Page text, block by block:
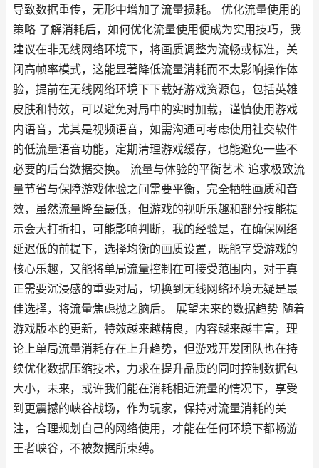
导致数据重传，无形中增加了流量损耗。 优化流量使用的
策略 了解消耗后，如何优化流量使用便成为实用技巧，我
建议在非无线网络环境下，将画质调整为流畅或标准，关
闭高帧率模式，这能显著降低流量消耗而不太影响操作体
验，提前在无线网络环境下下载好游戏资源包，包括英雄
皮肤和特效，可以避免对局中的实时加载，谨慎使用游戏
内语音，尤其是视频语音，如需沟通可考虑使用社交软件
的低流量语音功能，定期清理游戏缓存，也能避免一些不
必要的后台数据交换。 流量与体验的平衡艺术 追求极致流
量节省与保障游戏体验之间需要平衡，完全牺牲画质和音
效，虽然流量降至最低，但游戏的视听乐趣和部分技能提
示会大打折扣，可能影响判断，我的经验是，在确保网络
延迟低的前提下，选择均衡的画质设置，既能享受游戏的
核心乐趣，又能将单局流量控制在可接受范围内，对于真
正需要沉浸感的重要对局，切换到无线网络环境无疑是最
佳选择，将流量焦虑抛之脑后。 展望未来的数据趋势 随着
游戏版本的更新，特效越来越精良，内容越来越丰富，理
论上单局流量消耗存在上升趋势，但游戏开发团队也在持
续优化数据压缩技术，力求在提升品质的同时控制数据包
大小，未来，或许我们能在消耗相近流量的情况下，享受
到更震撼的峡谷战场，作为玩家，保持对流量消耗的关
注，合理规划自己的网络使用，才能在任何环境下都畅游
王者峡谷，不被数据所束缚。